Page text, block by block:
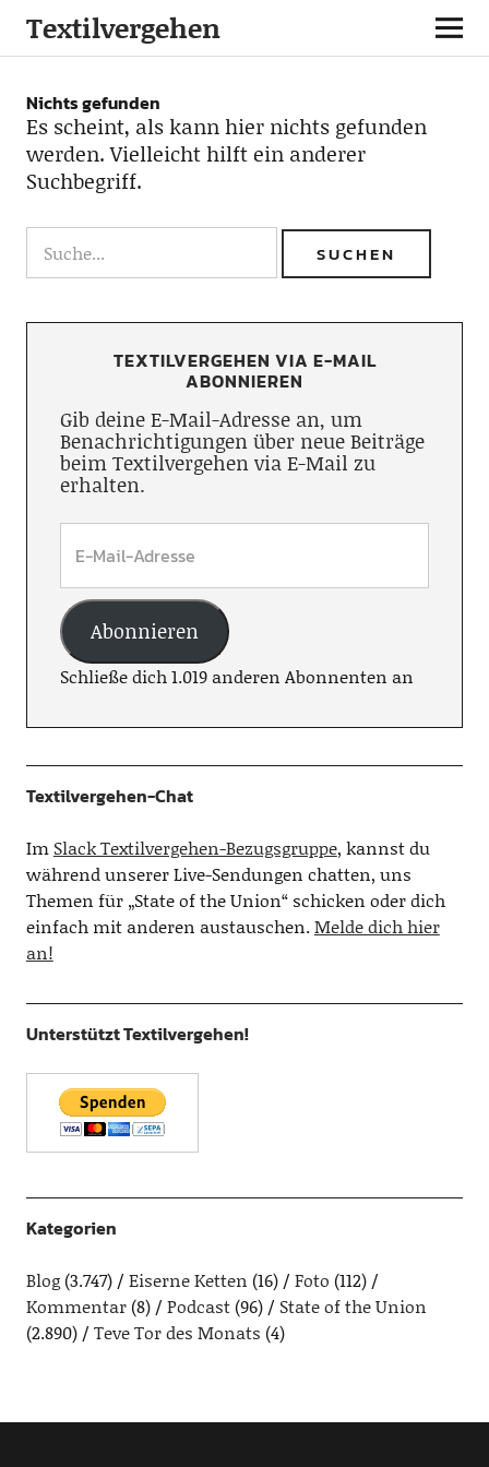
Textilvergehen
Nichts gefunden
Es scheint, als kann hier nichts gefunden
werden. Vielleicht hilft ein anderer
Suchbegriff.
TEXTILVERGEHEN VIA E-MAIL
ABONNIEREN
Gib deine E-Mail-Adresse an, um
Benachrichtigungen über neue Beiträge
beim Textilvergehen via E-Mail zu
erhalten.
Abonnieren
Schließe dich 1.019 anderen Abonnenten an
Textilvergehen-Chat
Im Slack Textilvergehen-Bezugsgruppe, kannst du
während unserer Live-Sendungen chatten, uns
Themen für „State of the Union“ schicken oder dich
einfach mit anderen austauschen.Melde dich hier
an!
Unterstützt Textilvergehen!
Kategorien
Blog(3.747) Eiserne Ketten (16) Foto (112)
Kommentar(8) Podcast(96)
State of the Union
(2.890)
Teve Tor des Monats (4)